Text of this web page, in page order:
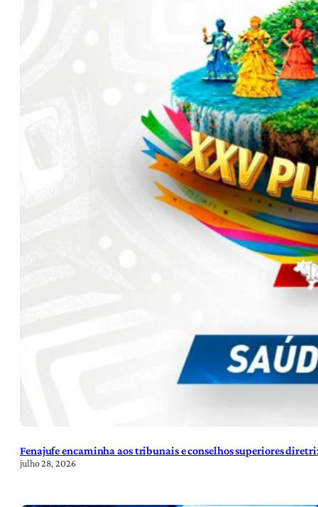
Fenajufe encaminha aos tribunais e conselhos superiores
julho 28, 2026